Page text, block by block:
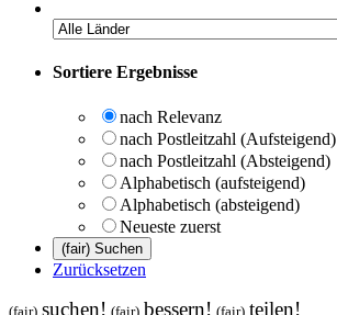
Sortiere Ergebnisse
nach Relevanz
nach Postleitzahl (Aufsteigend)
nach Postleitzahl (Absteigend)
Alphabetisch (aufsteigend)
Alphabetisch (absteigend)
Neueste zuerst
Zurücksetzen
(fair) suchen! (fair) bessern! (fair) teilen!